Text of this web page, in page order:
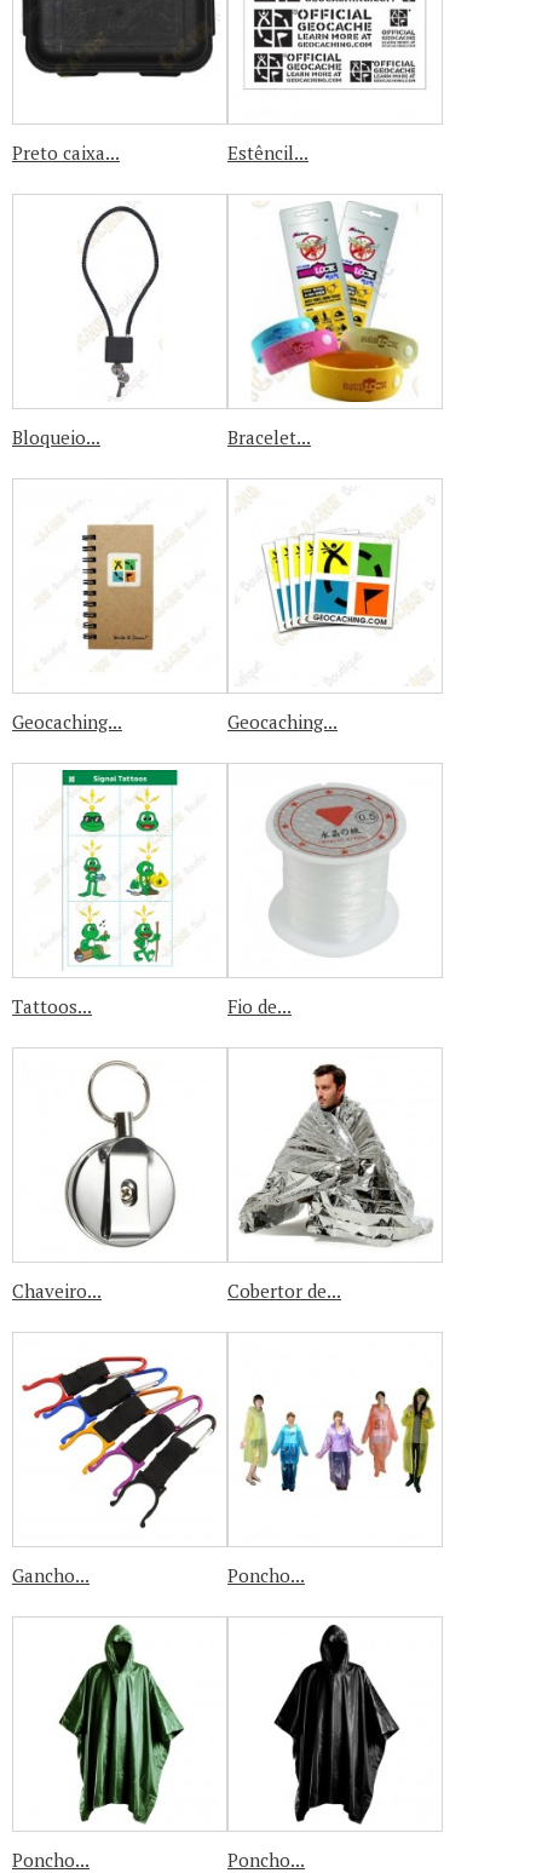
Preto caixa... Estêncil...
Bloqueio... Bracelet...
Geocaching... Geocaching...
Tattoos... Fio de...
Chaveiro... Cobertor de...
Gancho... Poncho...
Poncho... Poncho...